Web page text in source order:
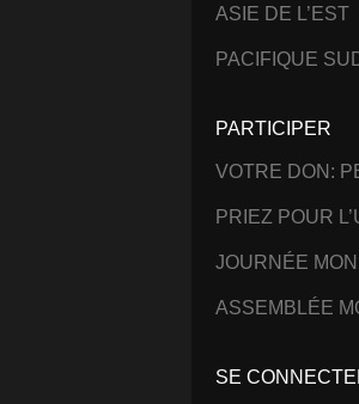
ASIE DE L’EST
PACIFIQUE
PARTICIPER
VOTRE DON:
PRIEZ POUR
JOURNÉE
ASSEMBLÉE
SE